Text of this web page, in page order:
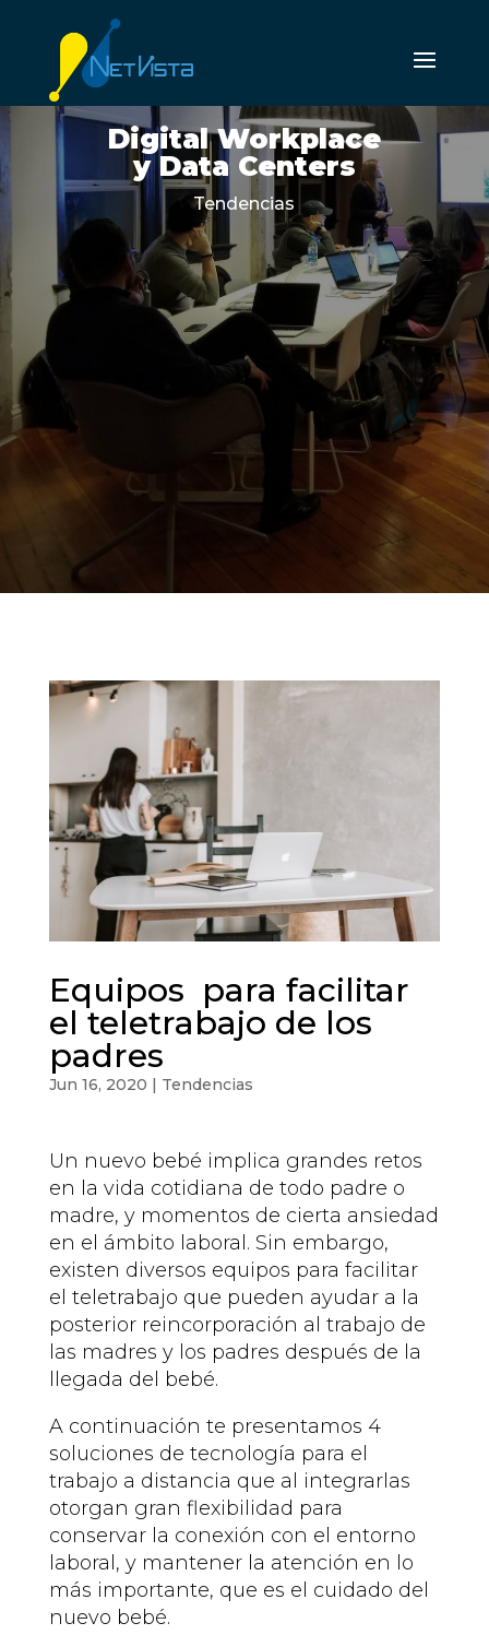
Digital Workplace
y Data Centers
Tendencias
Equipos para facilitar
el teletrabajo de los
padres
Jun 16, 2020 | Tendencias
Un nuevo bebé implica grandes retos
en la vida cotidiana de todo padre o
madre, y momentos de cierta ansiedad
en el ámbito laboral. Sin embargo,
existen diversos equipos para facilitar
el teletrabajo que pueden ayudar a la
posterior reincorporación al trabajo de
las madres y los padres después de la
llegada del bebé.
A continuación te presentamos 4
soluciones de tecnología para el
trabajo a distancia que al integrarlas
otorgan gran flexibilidad para
conservar la conexión con el entorno
laboral, y mantener la atención en lo
más importante, que es el cuidado del
nuevo bebé.